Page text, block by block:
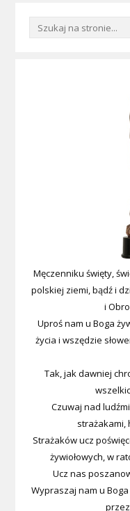
Męczenniku święty,
polskiej ziemi, bądź i
i
Uproś nam u Boga
życia i wszędzie
Tak, jak dawniej
Czuwaj nad
strażakami,
Strażaków ucz
żywiołowych, w
Ucz nas
Wypraszaj nam u